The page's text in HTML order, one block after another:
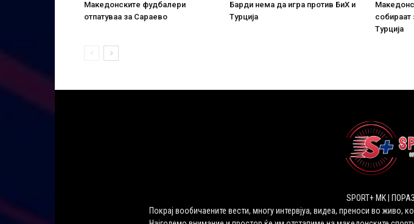
Македонските фудбалери
отпатуваа за Сараево
Барди нема да игра против БиХ и
Турција
собираат
Турција
SPORT+ MK |
Покрај вообичаените вести, многу интервјуа, видеа, преноси во живо,